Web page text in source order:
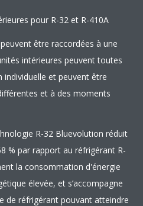
pour R-32 et R-410A
être raccordées à une
intérieures peuvent toutes
et peuvent être
et à des moments
R-32 Bluevolution réduit
% par rapport au réfrigérant R-
la consommation d'énergie
élevée, et s’accompagne
de réfrigérant pouvant atteindre